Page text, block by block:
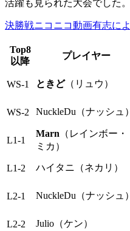
活躍も見られた大会でした。
決勝戦ニコニコ動画有志に
Top8
以降
プレイヤー
WS-1 ときど（リュウ）
WS-2 NuckleDu（ナッシュ）
L1-1
Marn （レインボー・
ミカ）
L1-2 ハイタニ（ネカリ）
L2-1 NuckleDu（ナッシュ）
L2-2 Julio（ケン）